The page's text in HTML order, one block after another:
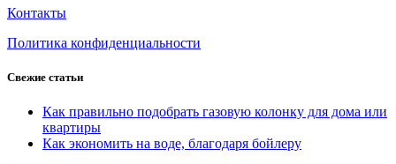
Контакты
Политика конфиденциальности
Свежие статьи
Как правильно подобрать газовую колонку для дома или
квартиры
Как экономить на воде, благодаря бойлеру